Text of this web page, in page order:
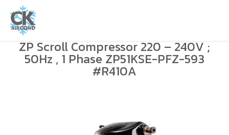
ZP Scroll Compressor 220 – 240V ;
50Hz , 1 Phase ZP51KSE-PFZ-593
#R410A